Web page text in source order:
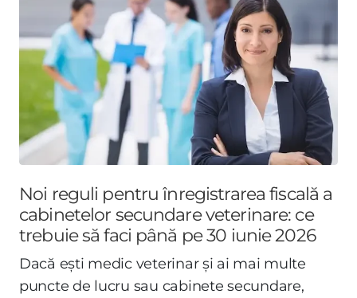
Noi reguli pentru înregistrarea fiscală a
cabinetelor secundare veterinare: ce
trebuie să faci până pe 30 iunie 2026
Dacă ești medic veterinar și ai mai multe
puncte de lucru sau cabinete secundare,